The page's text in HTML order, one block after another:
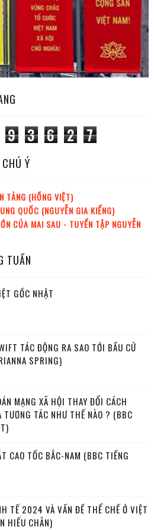
9 3 6 2 7
Ý
TẢNG (HỒNG VIỆT)
QUỐC (NGUYỄN GIA KIỂNG)
CỦA MAI SAU - TUYỂN TẬP NGUYỄN
TUẦN
GỐC NHẬT
TÁC ĐỘNG RA SAO TỚI BẦU CỬ
SPRING)
MẠNG XÃ HỘI THAY ĐỔI CÁCH
TƯƠNG TÁC NHƯ THẾ NÀO ? (BBC
CAO TỐC BẮC-NAM (BBC TIẾNG
TẾ 2024 VÀ VẤN ĐỀ THỂ CHẾ Ở VIỆT
HIẾU CHÂN)